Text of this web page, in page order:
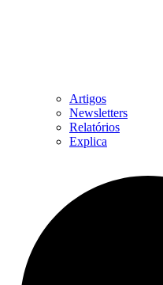
Artigos
Newsletters
Relatórios
Explica